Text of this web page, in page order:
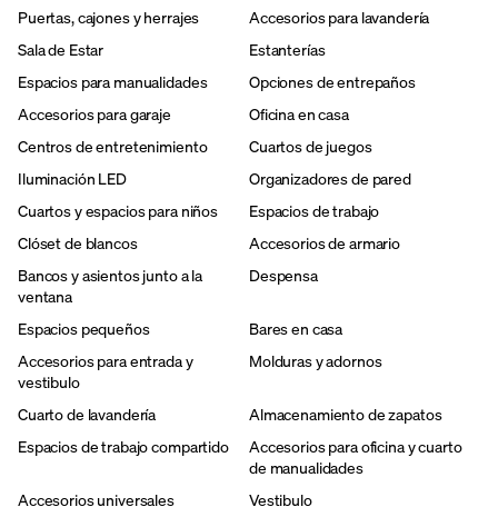
Puertas, cajones y herrajes
Accesorios para lavandería
Sala de Estar
Estanterías
Espacios para manualidades
Opciones de entrepaños
Accesorios para garaje
Oficina en casa
Centros de entretenimiento
Cuartos de juegos
Iluminación LED
Organizadores de pared
Cuartos y espacios para niños
Espacios de trabajo
Clóset de blancos
Accesorios de armario
Bancos y asientos junto a la
ventana
Despensa
Espacios pequeños
Bares en casa
Accesorios para entrada y
vestibulo
Molduras y adornos
Cuarto de lavandería
Almacenamiento de zapatos
Espacios de trabajo compartido
Accesorios para oficina y cuarto
de manualidades
Accesorios universales
Vestibulo